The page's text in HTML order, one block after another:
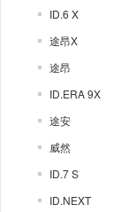
ID.6 X
途昂X
途昂
ID.ERA 9X
途安
威然
ID.7 S
ID.NEXT